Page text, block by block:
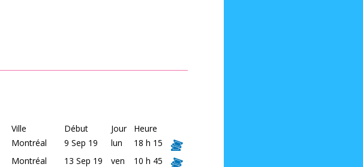
Ville Début Jour
Heure
Montréal 9 Sep 19 lun
18 h 15
Montréal 13 Sep 19 ven
10 h 45